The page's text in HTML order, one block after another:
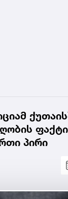
ფაქტი
პირი